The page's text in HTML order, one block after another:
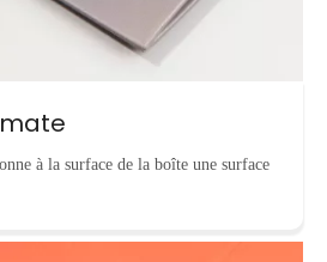
à la surface de la boîte une surface